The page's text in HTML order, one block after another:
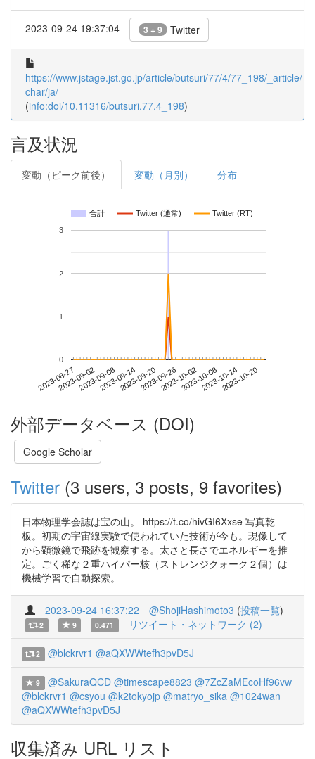
2023-09-24 19:37:04 3 + 9 Twitter
https://www.jstage.jst.go.jp/article/butsuri/77/4/77_198/_article/-
char/ja/
(info:doi/10.11316/butsuri.77.4_198)
言及状況
変動（ピーク前後） 変動（月別） 分布
合計 Twitter (通常) Twitter (RT)
2023-08-272023-09-022023-09-082023-09-142023-09-202023-09-262023-10-022023-10-082023-10-142023-10-20
0
1
2
3
外部データベース (DOI)
Google Scholar
Twitter (3 users, 3 posts, 9 favorites)
日本物理学会誌は宝の山。 https://t.co/hivGI6Xxse 写真乾
板。初期の宇宙線実験で使われていた技術が今も。現像して
から顕微鏡で飛跡を観察する。太さと長さでエネルギーを推
定。ごく稀な２重ハイパー核（ストレンジクォーク２個）は
機械学習で自動探索。
2023-09-24 16:37:22 @ShojiHashimoto3 (投稿一覧)
2 9 0.471 リツイート・ネットワーク (2)
2 @blckrvr1 @aQXWWtefh3pvD5J
9 @SakuraQCD @timescape8823 @7ZcZaMEcoHf96vw
@blckrvr1 @csyou @k2tokyojp @matryo_sika @1024wan
@aQXWWtefh3pvD5J
収集済み URL リスト